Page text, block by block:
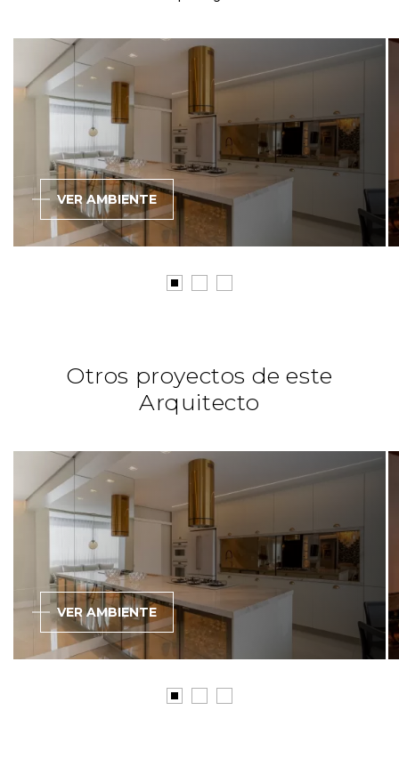
VER AMBIENTE
Otros proyectos de este
Arquitecto
VER AMBIENTE
Especificador
www.instagram.com/ampezzanmaciel/